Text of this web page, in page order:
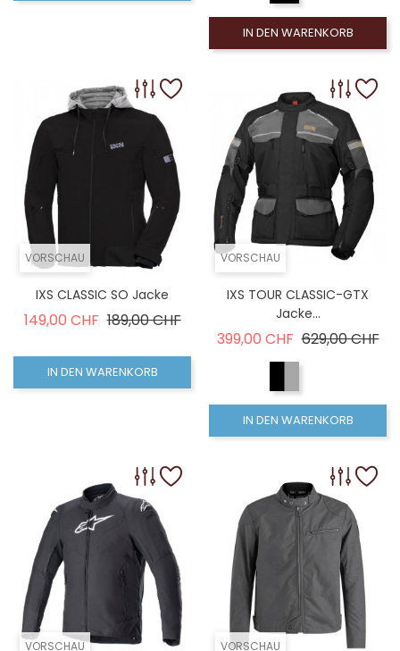
IN DEN WARENKORB
VORSCHAU
IXS CLASSIC SO Jacke
149,00 CHF Verkaufspreis
189,00 CHFPreis
IN DEN WARENKORB
VORSCHAU
IXS TOUR CLASSIC-GTX
Jacke...
399,00 CHF Verkaufspreis
629,00 CHF
IN DEN WARENKORB
VORSCHAU VORSCHAU